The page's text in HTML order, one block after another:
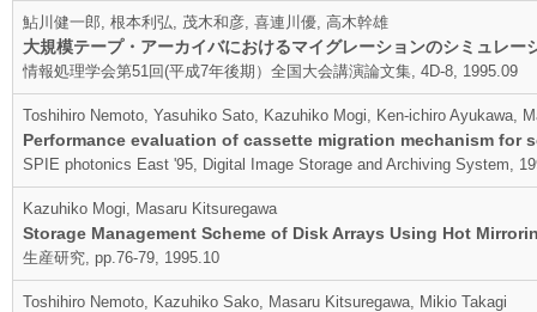
鮎川健一郎, 根本利弘, 茂木和彦, 喜連川優, 高木幹雄
大規模テープ・アーカイバにおけるマイグレーションのシミュレー
情報処理学会第51回(平成7年後期）全国大会講演論文集, 4D-8, 1995.09
Toshihiro Nemoto, Yasuhiko Sato, Kazuhiko Mogi, Ken-ichiro Ayukawa,
Performance evaluation of cassette migration mechanism for
SPIE photonics East '95, Digital Image Storage and Archiving System,
Kazuhiko Mogi, Masaru Kitsuregawa
Storage Management Scheme of Disk Arrays Using Hot
生産研究, pp.76-79, 1995.10
Toshihiro Nemoto, Kazuhiko Sako, Masaru Kitsuregawa, Mikio Takagi